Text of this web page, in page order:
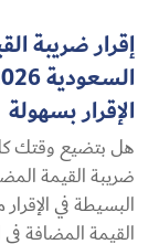
إقرار ضريبة
الإقرار بسهولة
هل بتضيع وقتك كل
ضريبة القيمة
البسيطة في